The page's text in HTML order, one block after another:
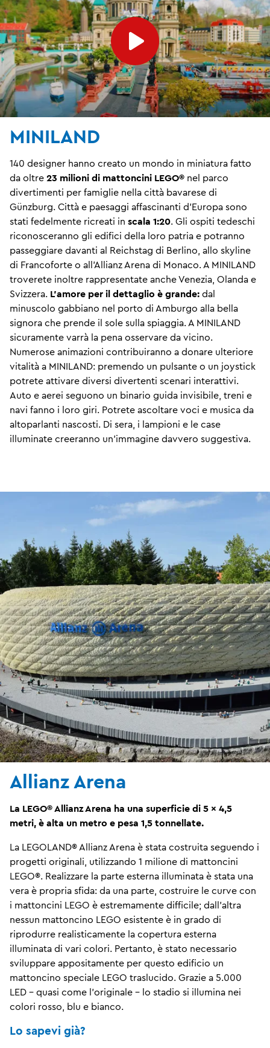
MINILAND
140 designer hanno creato un mondo in miniatura fatto
da oltre 23 milioni di mattoncini LEGO® nel parco
divertimenti per famiglie nella città bavarese di
Günzburg. Città e paesaggi affascinanti d'Europa sono
stati fedelmente ricreati in scala 1:20. Gli ospiti tedeschi
riconosceranno gli edifici della loro patria e potranno
passeggiare davanti al Reichstag di Berlino, allo skyline
di Francoforte o all'Allianz Arena di Monaco. A MINILAND
troverete inoltre rappresentate anche Venezia, Olanda e
Svizzera. L'amore per il dettaglio è grande: dal
minuscolo gabbiano nel porto di Amburgo alla bella
signora che prende il sole sulla spiaggia. A MINILAND
sicuramente varrà la pena osservare da vicino.
Numerose animazioni contribuiranno a donare ulteriore
vitalità a MINILAND: premendo un pulsante o un joystick
potrete attivare diversi divertenti scenari interattivi.
Auto e aerei seguono un binario guida invisibile, treni e
navi fanno i loro giri. Potrete ascoltare voci e musica da
altoparlanti nascosti. Di sera, i lampioni e le case
illuminate creeranno un'immagine davvero suggestiva.
Allianz Arena
La LEGO® Allianz Arena ha una superficie di 5 x 4,5
metri, è alta un metro e pesa 1,5 tonnellate.
La LEGOLAND® Allianz Arena è stata costruita seguendo i
progetti originali, utilizzando 1 milione di mattoncini
LEGO®. Realizzare la parte esterna illuminata è stata una
vera è propria sfida: da una parte, costruire le curve con
i mattoncini LEGO è estremamente difficile; dall'altra
nessun mattoncino LEGO esistente è in grado di
riprodurre realisticamente la copertura esterna
illuminata di vari colori. Pertanto, è stato necessario
sviluppare appositamente per questo edificio un
mattoncino speciale LEGO traslucido. Grazie a 5.000
LED - quasi come l'originale - lo stadio si illumina nei
colori rosso, blu e bianco.
Lo sapevi già?